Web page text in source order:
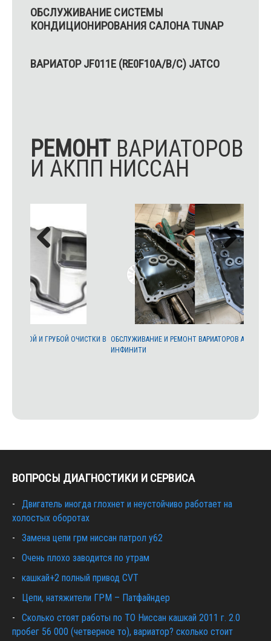
ОБСЛУЖИВАНИЕ СИСТЕМЫ
КОНДИЦИОНИРОВАНИЯ САЛОНА TUNAP
ВАРИАТОР JF011E (RE0F10A/B/C) JATCO
РЕМОНТ ВАРИАТОРОВ
И АКПП НИССАН
ОБСЛУЖИВАНИЕ И РЕМОНТ ВАРИАТОРОВ АВТОМОБИЛЕЙ НИССАН,
ВОПРОСЫ ДИАГНОСТИКИ И СЕРВИСА
Двигатель иногда глохнет и неустойчиво работает на
холостых оборотах
Замена цепи грм ниссан патрол y62
Очень плохо заводится по утрам
кашкай+2 полный привод CVT
Цепи, натяжители ГРМ – Патфайндер
Сколько стоят работы по ТО Ниссан кашкай 2011 г. 2.0
пробег 56 000 (четверное то), вариатор? сколько стоит